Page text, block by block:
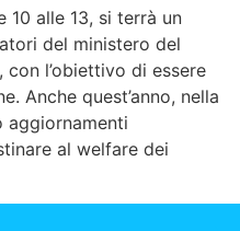
10 alle 13, si terrà un
del ministero del
con l’obiettivo di essere
Anche quest’anno, nella
aggiornamenti
al welfare dei